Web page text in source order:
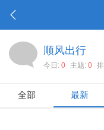
顺风出行
今日: 0 主题: 0
全部 最新